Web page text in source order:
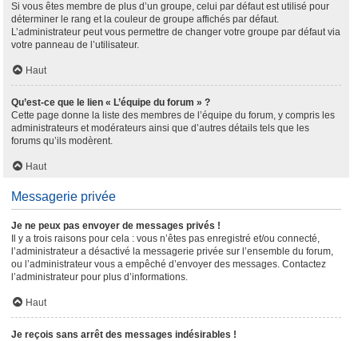
Si vous êtes membre de plus d’un groupe, celui par défaut est utilisé pour
déterminer le rang et la couleur de groupe affichés par défaut.
L’administrateur peut vous permettre de changer votre groupe par défaut via
votre panneau de l’utilisateur.
Haut
Qu’est-ce que le lien « L’équipe du forum » ?
Cette page donne la liste des membres de l’équipe du forum, y compris les
administrateurs et modérateurs ainsi que d’autres détails tels que les
forums qu’ils modèrent.
Haut
Messagerie privée
Je ne peux pas envoyer de messages privés !
Il y a trois raisons pour cela : vous n’êtes pas enregistré et/ou connecté,
l’administrateur a désactivé la messagerie privée sur l’ensemble du forum,
ou l’administrateur vous a empêché d’envoyer des messages. Contactez
l’administrateur pour plus d’informations.
Haut
Je reçois sans arrêt des messages indésirables !